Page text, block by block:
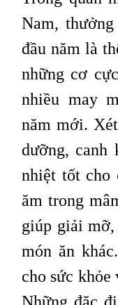
Nam,
đầu năm là
những cơ
nhiều may
năm mới.
dưỡng, canh
nhiệt tốt cho
ăm trong
giúp giải mỡ,
món ăn
cho sức